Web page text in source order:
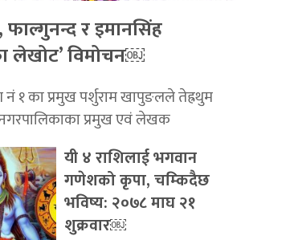
फाल्गुनन्द र इमानसिंह
लेखोट’ विमोचन￼
नं १ का प्रमुख पर्शुराम खापुङलले तेह्रथुम
प्रमुख एवं लेखक
यी ४ राशिलाई भगवान
गणेशको कृपा, चम्किदैछ
भविष्य: २०७८ माघ २१
शुक्रवार￼